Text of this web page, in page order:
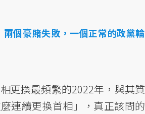
兩個豪賭失敗，一個正常的政黨輪
更換最頻繁的2022年，與其質
連續更換首相」，真正該問的